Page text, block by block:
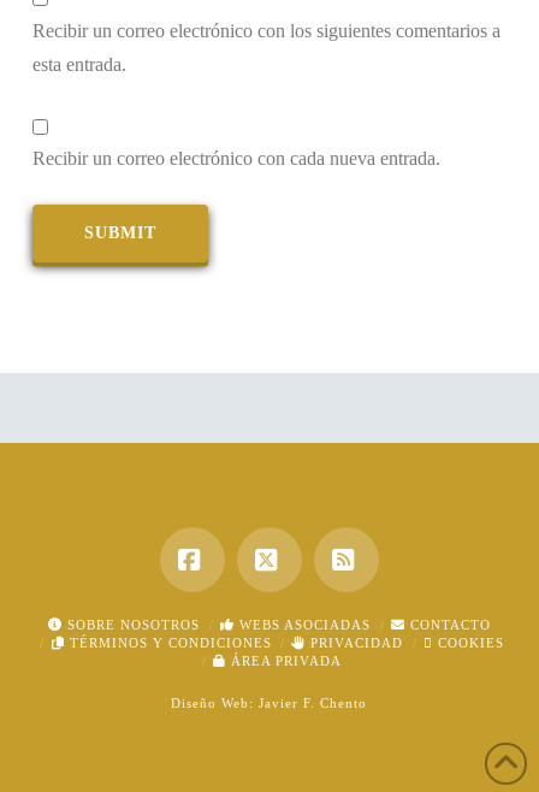
Recibir un correo electrónico con los siguientes comentarios a
esta entrada.
Recibir un correo electrónico con cada nueva entrada.
Facebook
X RSS
SOBRE NOSOTROS WEBS ASOCIADAS
CONTACTO
TÉRMINOS Y CONDICIONES
PRIVACIDAD
COOKIES
ÁREA PRIVADA
Diseño Web:Javier F. Chento